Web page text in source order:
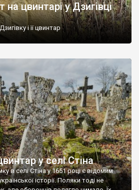
на цвинтарі у Дзигівці
і її цвинтар
у селі Стіна
в селі Стіна у 1651 році є відомим
історії. Поляки тоді не